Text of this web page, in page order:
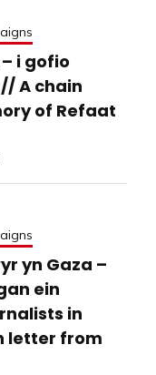
i gofio
A chain
of Refaat
yn Gaza –
ein
in
letter from